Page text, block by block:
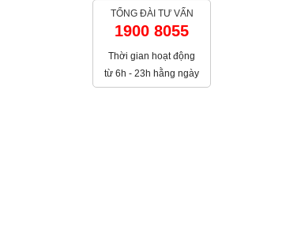
TỔNG ĐÀI TƯ VẤN
1900 8055
Thời gian hoạt động
từ 6h - 23h hằng ngày